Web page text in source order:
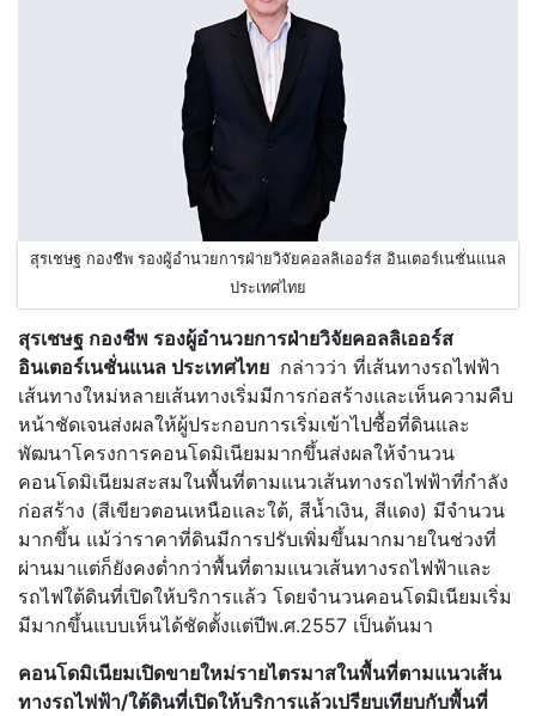
สุรเชษฐ กองชีพ รองผู้อำนวยการฝ่ายวิจัยคอลลิเออร์ส อินเตอร์เนชั่นแนล
ประเทศไทย
สุรเชษฐ กองชีพ รองผู้อำนวยการฝ่ายวิจัยคอลลิเออร์ส
อินเตอร์เนชั่นแนล ประเทศไทย กล่าวว่า ที่เส้นทางรถไฟฟ้า
เส้นทางใหม่หลายเส้นทางเริ่มมีการก่อสร้างและเห็นความคืบ
หน้าชัดเจนส่งผลให้ผู้ประกอบการเริ่มเข้าไปซื้อที่ดินและ
พัฒนาโครงการคอนโดมิเนียมมากขึ้นส่งผลให้จำนวน
คอนโดมิเนียมสะสมในพื้นที่ตามแนวเส้นทางรถไฟฟ้าที่กำลัง
ก่อสร้าง (สีเขียวตอนเหนือและใต้, สีน้ำเงิน, สีแดง) มีจำนวน
มากขึ้น แม้ว่าราคาที่ดินมีการปรับเพิ่มขึ้นมากมายในช่วงที่
ผ่านมาแต่ก็ยังคงต่ำกว่าพื้นที่ตามแนวเส้นทางรถไฟฟ้าและ
รถไฟใต้ดินที่เปิดให้บริการแล้ว โดยจำนวนคอนโดมิเนียมเริ่ม
มีมากขึ้นแบบเห็นได้ชัดตั้งแต่ปีพ.ศ.2557 เป็นต้นมา
คอนโดมิเนียมเปิดขายใหม่รายไตรมาสในพื้นที่ตามแนวเส้น
ทางรถไฟฟ้า/ใต้ดินที่เปิดให้บริการแล้วเปรียบเทียบกับพื้นที่